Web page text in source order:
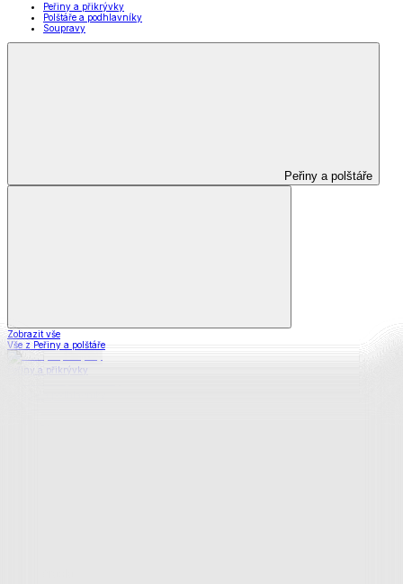
Peřiny a přikrývky
Polštáře a podhlavníky
Soupravy
Peřiny a polštáře
Zobrazit vše
Vše z Peřiny a polštáře
Peřiny a přikrývky